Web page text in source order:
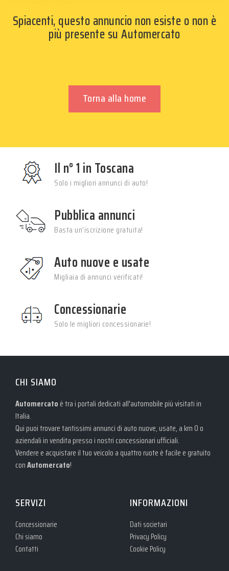
Spiacenti, questo annuncio non esiste o non è
più presente su Automercato
Torna alla home
Il n° 1 in Toscana
Solo i migliori annunci di auto!
Pubblica annunci
Basta un’iscrizione gratuita!
Auto nuove e usate
Migliaia di annunci verificati!
Concessionarie
Solo le migliori concessionarie!
CHI SIAMO
Automercato è tra i portali dedicati all'automobile più visitati in
Italia.
Qui puoi trovare tantissimi annunci di auto nuove, usate, a km 0 o
aziendali in vendita presso i nostri concessionari ufficiali.
Vendere e acquistare il tuo veicolo a quattro ruote è facile e gratuito
conAutomercato!
SERVIZI
Concessionarie
Chi siamo
Contatti
INFORMAZIONI
Dati societari
Privacy Policy
Cookie Policy